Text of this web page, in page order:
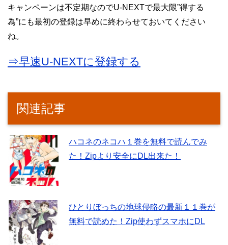
キャンペーンは不定期なのでU-NEXTで最大限”得する
為”にも最初の登録は早めに終わらせておいてください
ね。
⇒早速U-NEXTに登録する
関連記事
ハコネのネコハ１巻を無料で読んでみ
た！Zipより安全にDL出来た！
ひとりぼっちの地球侵略の最新１１巻が
無料で読めた！Zip使わずスマホにDL